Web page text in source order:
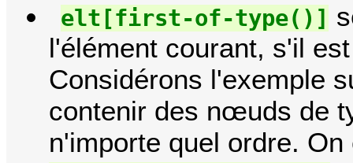
elt[first-of-type()]
l'élément courant, s'il
Considérons l'exemple
contenir des nœuds de
n'importe quel ordre.